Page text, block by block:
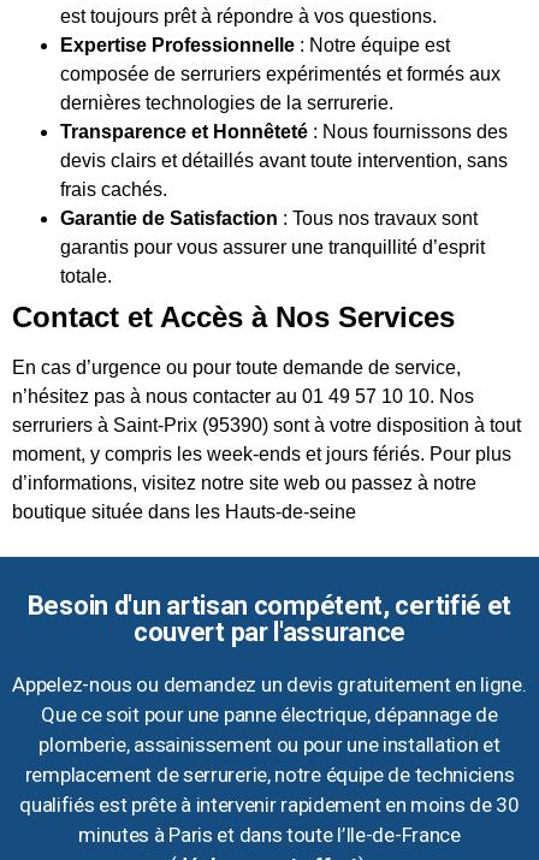
est toujours prêt à répondre à vos questions.
Expertise Professionnelle : Notre équipe est
composée de serruriers expérimentés et formés aux
dernières technologies de la serrurerie.
Transparence et Honnêteté : Nous fournissons des
devis clairs et détaillés avant toute intervention, sans
frais cachés.
Garantie de Satisfaction : Tous nos travaux sont
garantis pour vous assurer une tranquillité d’esprit
totale.
Contact et Accès à Nos Services
En cas d’urgence ou pour toute demande de service,
n’hésitez pas à nous contacter au 01 49 57 10 10. Nos
serruriers à Saint-Prix (95390) sont à votre disposition à tout
moment, y compris les week-ends et jours fériés. Pour plus
d’informations, visitez notre site web ou passez à notre
boutique située dans les Hauts-de-seine
Besoin d'un artisan compétent, certifié et
couvert par l'assurance
Appelez-nous ou demandez un devis gratuitement en ligne.
Que ce soit pour une panne électrique, dépannage de
plomberie, assainissement ou pour une installation et
remplacement de serrurerie, notre équipe de techniciens
qualifiés est prête à intervenir rapidement en moins de 30
minutes à Paris et dans toute l’Ile-de-France